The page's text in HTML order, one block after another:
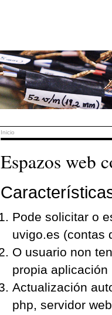
Inicio
Espazos web
Pode solicitar o
uvigo.es (contas
O usuario non
propia aplicación
Actualización
php, servidor